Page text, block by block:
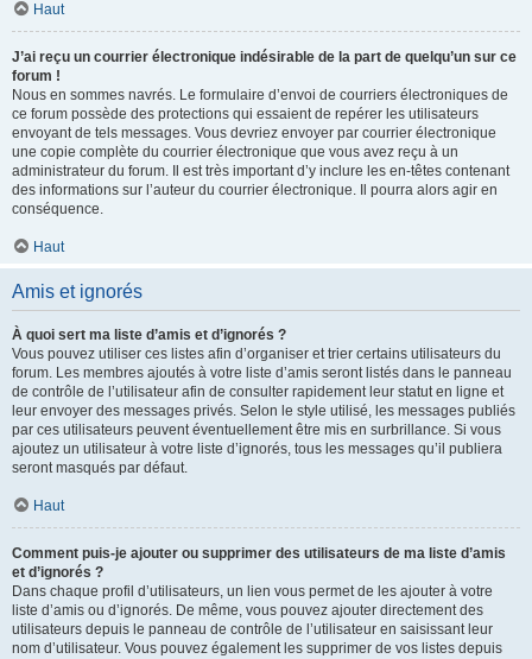
Haut
J’ai reçu un courrier électronique indésirable de la part de quelqu’un sur ce
forum !
Nous en sommes navrés. Le formulaire d’envoi de courriers électroniques de
ce forum possède des protections qui essaient de repérer les utilisateurs
envoyant de tels messages. Vous devriez envoyer par courrier électronique
une copie complète du courrier électronique que vous avez reçu à un
administrateur du forum. Il est très important d’y inclure les en-têtes contenant
des informations sur l’auteur du courrier électronique. Il pourra alors agir en
conséquence.
Haut
Amis et ignorés
À quoi sert ma liste d’amis et d’ignorés ?
Vous pouvez utiliser ces listes afin d’organiser et trier certains utilisateurs du
forum. Les membres ajoutés à votre liste d’amis seront listés dans le panneau
de contrôle de l’utilisateur afin de consulter rapidement leur statut en ligne et
leur envoyer des messages privés. Selon le style utilisé, les messages publiés
par ces utilisateurs peuvent éventuellement être mis en surbrillance. Si vous
ajoutez un utilisateur à votre liste d’ignorés, tous les messages qu’il publiera
seront masqués par défaut.
Haut
Comment puis-je ajouter ou supprimer des utilisateurs de ma liste d’amis
et d’ignorés ?
Dans chaque profil d’utilisateurs, un lien vous permet de les ajouter à votre
liste d’amis ou d’ignorés. De même, vous pouvez ajouter directement des
utilisateurs depuis le panneau de contrôle de l’utilisateur en saisissant leur
nom d’utilisateur. Vous pouvez également les supprimer de vos listes depuis